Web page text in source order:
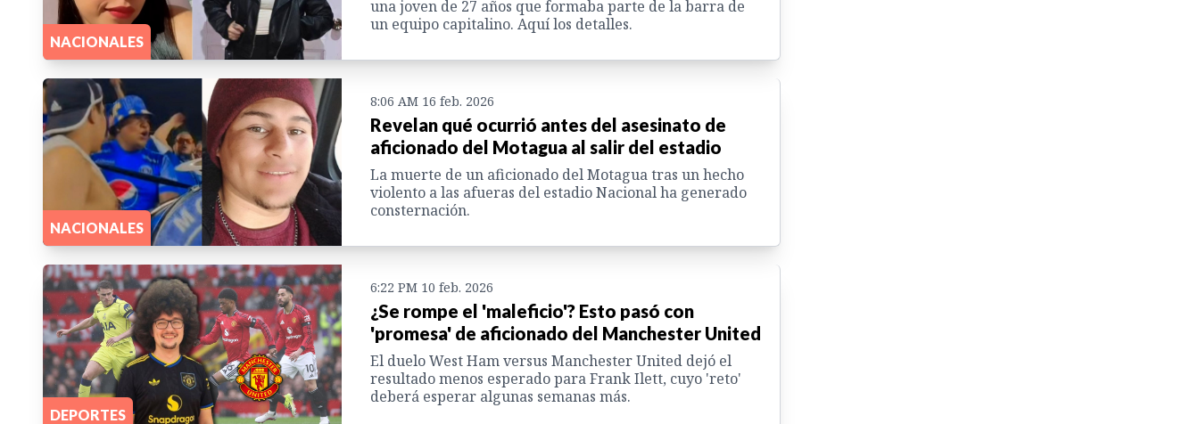
NACIONALES
una joven de 27 años que formaba parte de la barra de
un equipo capitalino. Aquí los detalles.
NACIONALES
8:06 AM 16 feb. 2026
Revelan qué ocurrió antes del asesinato de
aficionado del Motagua al salir del estadio
La muerte de un aficionado del Motagua tras un hecho
violento a las afueras del estadio Nacional ha generado
consternación.
DEPORTES
6:22 PM 10 feb. 2026
¿Se rompe el 'maleficio'? Esto pasó con
'promesa' de aficionado del Manchester United
El duelo West Ham versus Manchester United dejó el
resultado menos esperado para Frank Ilett, cuyo 'reto'
deberá esperar algunas semanas más.